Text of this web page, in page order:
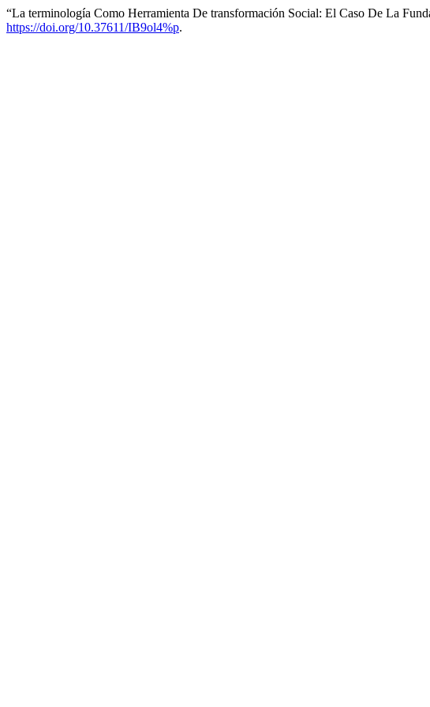
“La terminología Como Herramienta De transformación Social: El Caso De La
https://doi.org/10.37611/IB9ol4%p.